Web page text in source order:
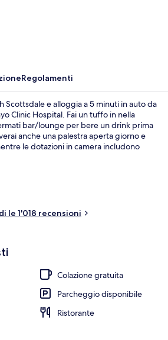
Regolamenti
Scottsdale e alloggia a 5 minuti in auto da
Clinic Hospital. Fai un tuffo in nella
bar/lounge per bere un drink prima
anche una palestra aperta giorno e
le dotazioni in camera includono
le 1'018 recensioni
Colazione gratuita
Parcheggio disponibile
Ristorante